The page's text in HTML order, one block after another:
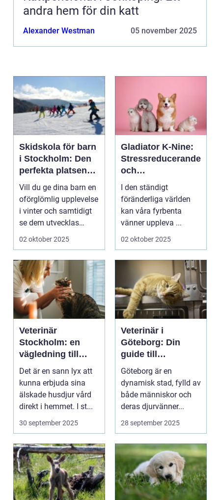
andra hem för din katt
Alexander Westman 05 november 2025
Skidskola för barn
i Stockholm: Den
perfekta platsen
för små blivande
skidåkare
Vill du ge dina barn en
oförglömlig upplevelse
i vinter och samtidigt
se dem utvecklas
p&a...
02 oktober 2025
Gladiator K-Nine:
Stressreducerande
och
ångestdämpande
hundhalsband
I den ständigt
föränderliga världen
kan våra fyrbenta
vänner uppleva ...
02 oktober 2025
Veterinär
Stockholm: en
vägledning till
vård i hemmiljö
Det är en sann lyx att
kunna erbjuda sina
älskade husdjur vård
direkt i hemmet. I st...
30 september 2025
Veterinär i
Göteborg: Din
guide till
djursjukvård
Göteborg är en
dynamisk stad, fylld av
både människor och
deras djurvänner...
28 september 2025